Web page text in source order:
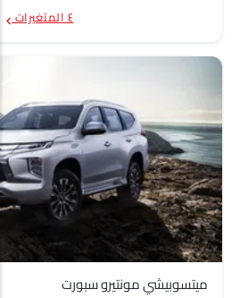
٤ المتغيرات
ميتسوبيشي مونتيرو سبورت